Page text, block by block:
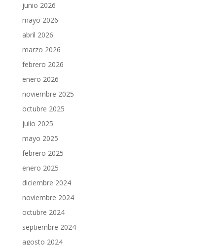
junio 2026
mayo 2026
abril 2026
marzo 2026
febrero 2026
enero 2026
noviembre 2025
octubre 2025
julio 2025
mayo 2025
febrero 2025
enero 2025
diciembre 2024
noviembre 2024
octubre 2024
septiembre 2024
agosto 2024